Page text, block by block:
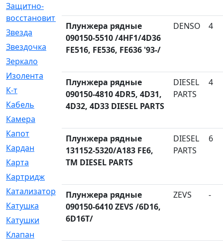
Защитно-
восстановительный
Звезда
[1]
Звездочка
[5]
Зеркало
Изолента
[1]
К-т
[13]
Кабель
[50]
Камера
Капот
Кардан
[131]
Карта
[2]
Картридж
Катализатор
[1]
Катушка
[2]
Катушки
[291]
Клапан
Плунжера рядные
090150-5510 /4HF1/4D36
FE516, FE536, FE636 '93-/
DENSO 4
Плунжера рядные
090150-4810 4DR5, 4D31,
4D32, 4D33 DIESEL PARTS
DIESEL
PARTS
4
Плунжера рядные
131152-5320/A183 FE6,
TM DIESEL PARTS
DIESEL
PARTS
6
Плунжера рядные
090150-6410 ZEVS /6D16,
6D16T/
ZEVS -